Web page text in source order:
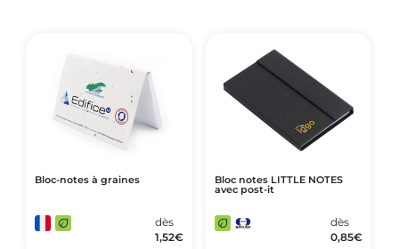
Bloc-notes à graines
dès
1,52€
Bloc notes LITTLE NOTES
avec post-it
dès
0,85€